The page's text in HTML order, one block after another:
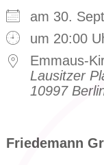
am 30.
um 20:00
Emmaus-
Lausitzer
10997
Friedemann